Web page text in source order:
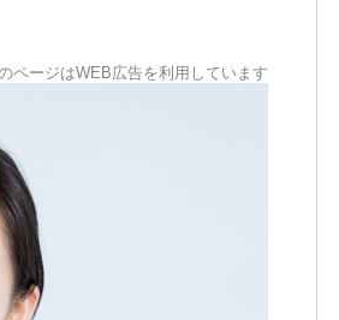
ページはWEB広告を利用しています